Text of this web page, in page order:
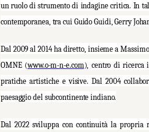
un ruolo di strumento di indagine critica. In
contemporanea, tra cui Guido Guidi, Gerry
Dal 2009 al 2014 ha diretto, insieme a
OMNE (www.o-m-n-e.com), centro di ricerca
pratiche artistiche e visive. Dal 2004
paesaggio del subcontinente indiano.
Dal 2022 sviluppa con continuità la propria